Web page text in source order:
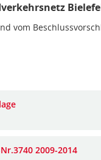
vom
2009-2014